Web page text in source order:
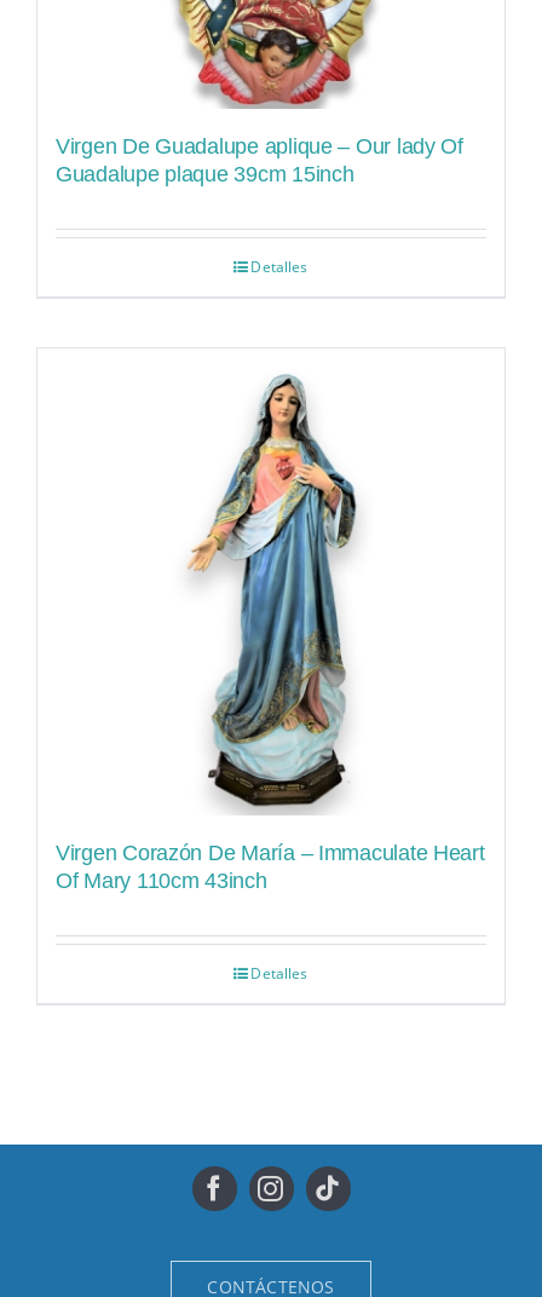
Virgen De Guadalupe aplique – Our lady Of
Guadalupe plaque 39cm 15inch
Detalles
Virgen Corazón De María – Immaculate Heart
Of Mary 110cm 43inch
Detalles
CONTÁCTENOS